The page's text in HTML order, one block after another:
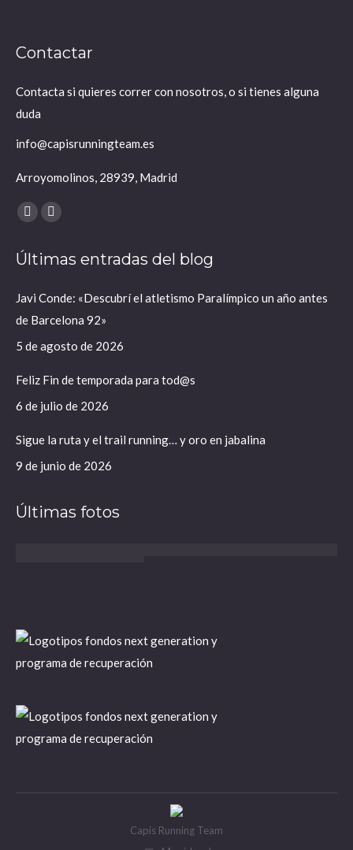
Contactar
Contacta si quieres correr con nosotros, o si tienes alguna
duda
info@capisrunningteam.es
Arroyomolinos, 28939, Madrid
Encuéntranos en:
X
se
en
una
ventana
Instagram
se
en
una
ventana
Últimas entradas del blog
Javi Conde: «Descubrí el atletismo Paralímpico un año antes
de Barcelona 92»
5 de agosto de 2026
Feliz Fin de temporada para tod@s
6 de julio de 2026
Sigue la ruta y el trail running… y oro en jabalina
9 de junio de 2026
Últimas fotos
Capis Running Team